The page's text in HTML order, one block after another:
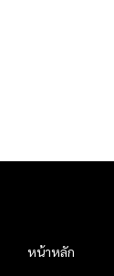
หน้าหลัก